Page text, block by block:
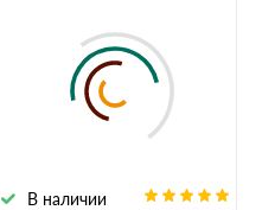
В наличии